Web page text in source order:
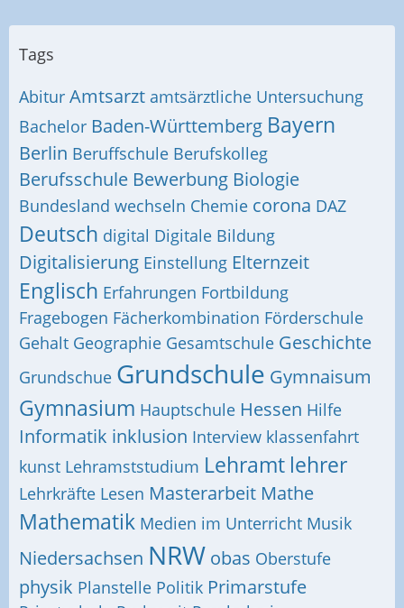
Tags
Abitur Amtsarzt amtsärztliche Untersuchung
Bachelor Baden-Württemberg Bayern
Berlin Beruffschule Berufskolleg
Berufsschule Bewerbung Biologie
Bundesland wechseln Chemie corona DAZ
Deutsch digital Digitale Bildung
Digitalisierung Einstellung Elternzeit
Englisch Erfahrungen Fortbildung
Fragebogen Fächerkombination Förderschule
Gehalt Geographie Gesamtschule Geschichte
Grundschue Grundschule Gymnaisum
Gymnasium Hauptschule Hessen Hilfe
Informatik inklusion Interview klassenfahrt
kunst Lehramststudium Lehramt lehrer
Lehrkräfte Lesen Masterarbeit Mathe
Mathematik Medien im Unterricht Musik
Niedersachsen NRW obas Oberstufe
physik Planstelle Politik Primarstufe